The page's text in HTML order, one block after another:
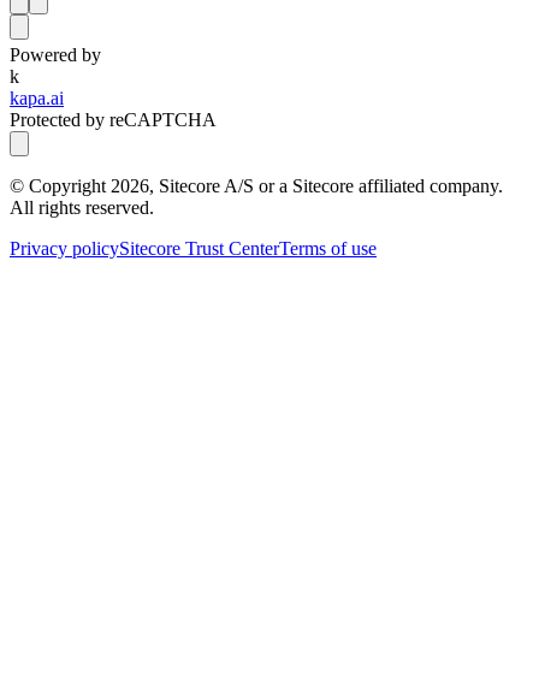
Powered by
k
kapa.ai
Protected by reCAPTCHA
© Copyright2026, Sitecore A/S or a Sitecore affiliated company.
All rights reserved.
Privacy policySitecore Trust CenterTerms of use